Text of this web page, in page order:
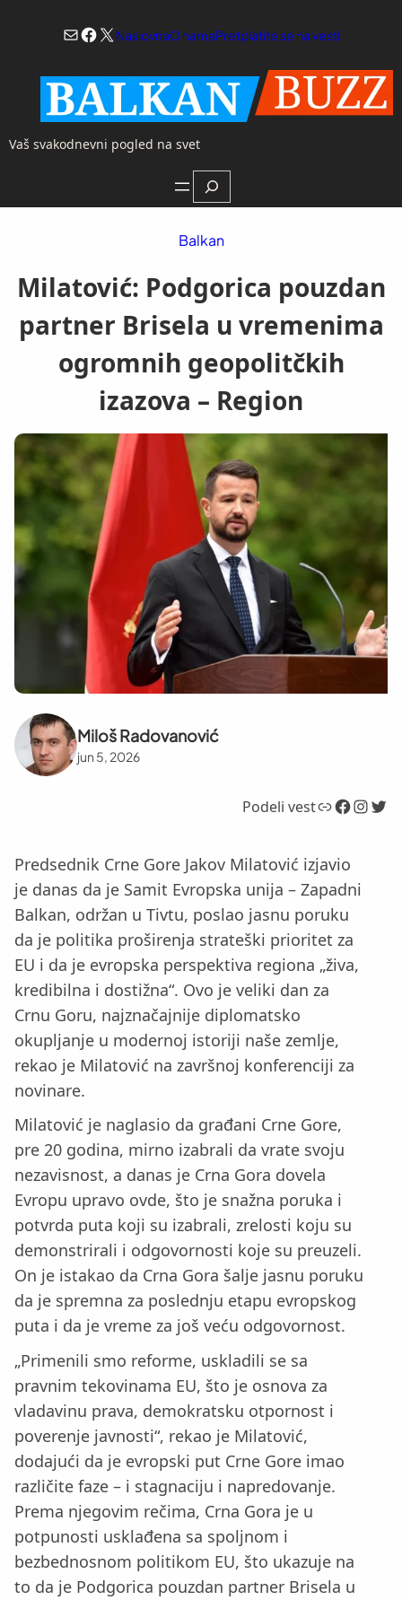
Mail
Facebook
X NaslovnaO namaPretplatite se na vesti
Vaš svakodnevni pogled na svet
Search
Balkan
Milatović: Podgorica pouzdan
partner Brisela u vremenima
ogromnih geopolitčkih
izazova – Region
Miloš Radovanović
jun 5, 2026
Podeli vestLink Facebook InstagramTwitter
Predsednik Crne Gore Jakov Milatović izjavio
je danas da je Samit Evropska unija – Zapadni
Balkan, održan u Tivtu, poslao jasnu poruku
da je politika proširenja strateški prioritet za
EU i da je evropska perspektiva regiona „živa,
kredibilna i dostižna“. Ovo je veliki dan za
Crnu Goru, najznačajnije diplomatsko
okupljanje u modernoj istoriji naše zemlje,
rekao je Milatović na završnoj konferenciji za
novinare.
Milatović je naglasio da građani Crne Gore,
pre 20 godina, mirno izabrali da vrate svoju
nezavisnost, a danas je Crna Gora dovela
Evropu upravo ovde, što je snažna poruka i
potvrda puta koji su izabrali, zrelosti koju su
demonstrirali i odgovornosti koje su preuzeli.
On je istakao da Crna Gora šalje jasnu poruku
da je spremna za poslednju etapu evropskog
puta i da je vreme za još veću odgovornost.
„Primenili smo reforme, uskladili se sa
pravnim tekovinama EU, što je osnova za
vladavinu prava, demokratsku otpornost i
poverenje javnosti“, rekao je Milatović,
dodajući da je evropski put Crne Gore imao
različite faze – i stagnaciju i napredovanje.
Prema njegovim rečima, Crna Gora je u
potpunosti usklađena sa spoljnom i
bezbednosnom politikom EU, što ukazuje na
to da je Podgorica pouzdan partner Brisela u